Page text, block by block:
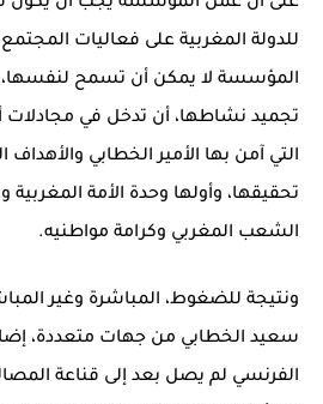
للدولة المغربية على فعاليات
المؤسسة لا يمكن أن تسمح لنفسها،
تجميد نشاطها، أن تدخل في مجادلات
التي آمن بها الأمير الخطابي
تحقيقها، وأولها وحدة الأمة المغربية
الشعب المغربي وكرامة مواطنيه.
ونتيجة للضغوط، المباشرة وغير
سعيد الخطابي من جهات متعددة،
الفرنسي لم يصل بعد إلى قناعة